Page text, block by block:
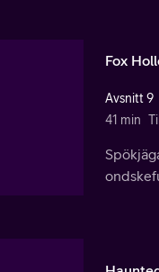
Fox
Avsnitt 9
41 min